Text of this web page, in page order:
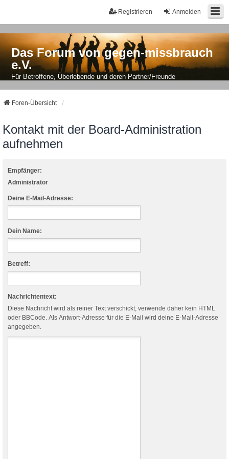
Anmelden
Registrieren
Das Forum von gegen-missbrauch
e.V.
Für Betroffene, Überlebende und deren Partner/Freunde
Foren-Übersicht
Kontakt mit der Board-Administration
aufnehmen
Empfänger:
Administrator
Deine E-Mail-Adresse:
Dein Name:
Betreff:
Nachrichtentext:
Diese Nachricht wird als reiner Text verschickt, verwende daher kein HTML
oder BBCode. Als Antwort-Adresse für die E-Mail wird deine E-Mail-Adresse
angegeben.